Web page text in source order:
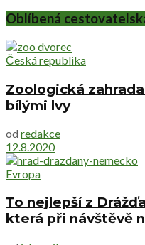
Oblíbená
Česká republika
Zoologická
bílými lvy
od redakce
12.8.2020
Evropa
To nejlepší z
která při návštěvě